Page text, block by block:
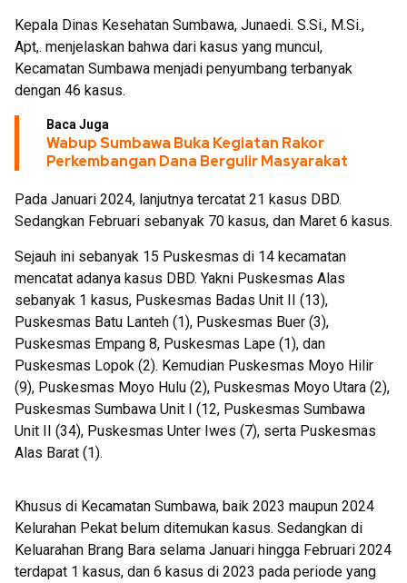
Kepala Dinas Kesehatan Sumbawa, Junaedi. S.Si., M.Si.,
Apt,. menjelaskan bahwa dari kasus yang muncul,
Kecamatan Sumbawa menjadi penyumbang terbanyak
dengan 46 kasus.
Baca Juga
Wabup Sumbawa Buka Kegiatan Rakor
Perkembangan Dana Bergulir Masyarakat
Pada Januari 2024, lanjutnya tercatat 21 kasus DBD.
Sedangkan Februari sebanyak 70 kasus, dan Maret 6 kasus.
Sejauh ini sebanyak 15 Puskesmas di 14 kecamatan
mencatat adanya kasus DBD. Yakni Puskesmas Alas
sebanyak 1 kasus, Puskesmas Badas Unit II (13),
Puskesmas Batu Lanteh (1), Puskesmas Buer (3),
Puskesmas Empang 8, Puskesmas Lape (1), dan
Puskesmas Lopok (2). Kemudian Puskesmas Moyo Hilir
(9), Puskesmas Moyo Hulu (2), Puskesmas Moyo Utara (2),
Puskesmas Sumbawa Unit I (12, Puskesmas Sumbawa
Unit II (34), Puskesmas Unter Iwes (7), serta Puskesmas
Alas Barat (1).
Khusus di Kecamatan Sumbawa, baik 2023 maupun 2024
Kelurahan Pekat belum ditemukan kasus. Sedangkan di
Keluarahan Brang Bara selama Januari hingga Februari 2024
terdapat 1 kasus, dan 6 kasus di 2023 pada periode yang